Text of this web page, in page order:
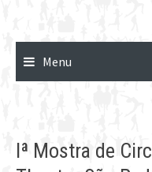
Menu
Iª Mostra de